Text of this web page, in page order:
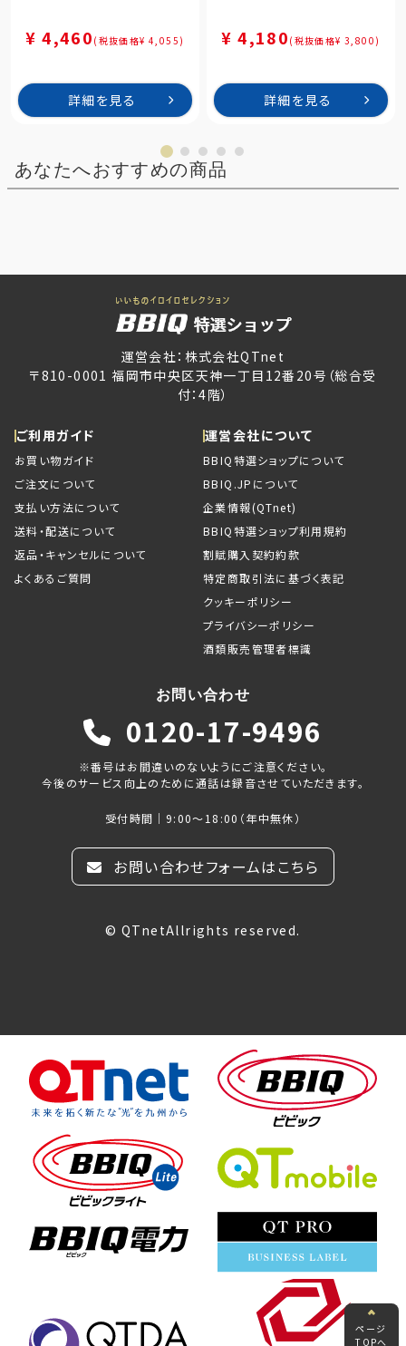
¥ 4,460 (税抜価格¥ 4,055)
詳細を見る
¥ 4,180 (税抜価格¥ 3,800)
詳細を見る
あなたへおすすめの商品
運営会社：株式会社QTnet
〒810-0001 福岡市中央区天神一丁目12番20号（総合受
付：4階）
ご利用ガイド
お買い物ガイド
ご注文について
支払い方法について
送料・配送について
返品・キャンセルについて
よくあるご質問
運営会社について
BBIQ特選ショップについて
BBIQ.JPについて
企業情報(QTnet)
BBIQ特選ショップ利用規約
割賦購入契約約款
特定商取引法に基づく表記
クッキーポリシー
プライバシーポリシー
酒類販売管理者標識
お問い合わせ
0120-17-9496
※番号はお間違いのないようにご注意ください。
今後のサービス向上のために通話は録音させていただきます。
受付時間｜9:00～18:00（年中無休）
お問い合わせフォームはこちら
© QTnetAllrights reserved.
ページ
TOPへ